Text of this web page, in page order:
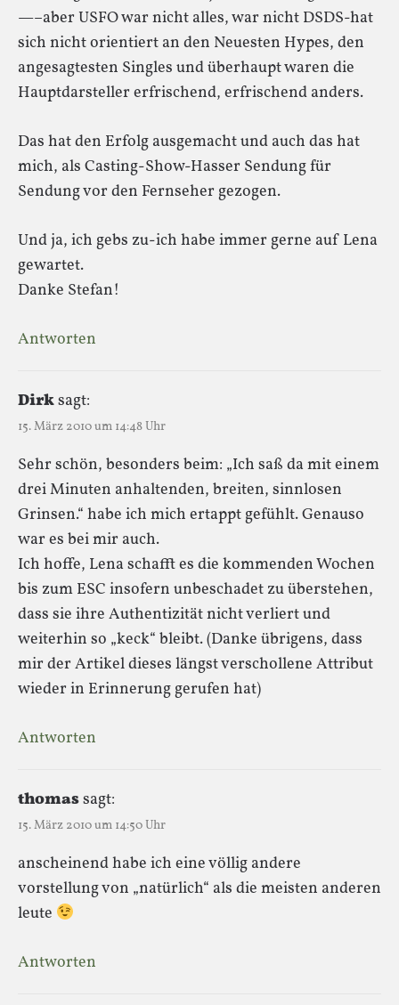
—–aber USFO war nicht alles, war nicht DSDS-hat
sich nicht orientiert an den Neuesten Hypes, den
angesagtesten Singles und überhaupt waren die
Hauptdarsteller erfrischend, erfrischend anders.
Das hat den Erfolg ausgemacht und auch das hat
mich, als Casting-Show-Hasser Sendung für
Sendung vor den Fernseher gezogen.
Und ja, ich gebs zu-ich habe immer gerne auf Lena
gewartet.
Danke Stefan!
Antworten
Dirksagt:
15. März 2010 um 14:48 Uhr
Sehr schön, besonders beim: „Ich saß da mit einem
drei Minuten anhaltenden, breiten, sinnlosen
Grinsen.“ habe ich mich ertappt gefühlt. Genauso
war es bei mir auch.
Ich hoffe, Lena schafft es die kommenden Wochen
bis zum ESC insofern unbeschadet zu überstehen,
dass sie ihre Authentizität nicht verliert und
weiterhin so „keck“ bleibt. (Danke übrigens, dass
mir der Artikel dieses längst verschollene Attribut
wieder in Erinnerung gerufen hat)
Antworten
thomassagt:
15. März 2010 um 14:50 Uhr
anscheinend habe ich eine völlig andere
vorstellung von „natürlich“ als die meisten anderen
leute
Antworten